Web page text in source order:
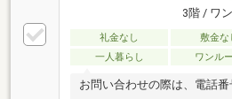
3階 / ワ
礼金なし 敷金な
一人暮らし
ワンル
お問い合わせの際は、電話